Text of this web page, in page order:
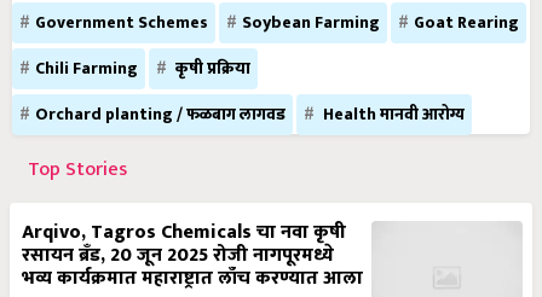
Government Schemes Soybean Farming
Goat Rearing
Chili Farming
कृषी प्रक्रिया
Orchard planting / फळबाग लागवड
Health मानवी आरोग्य
Top Stories
Arqivo, Tagros Chemicals चा नवा कृषी
रसायन ब्रँड, 20 जून 2025 रोजी नागपूरमध्ये
भव्य कार्यक्रमात महाराष्ट्रात लाँच करण्यात आला